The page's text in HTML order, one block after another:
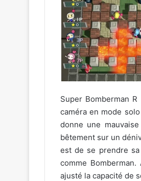
Super Bomberman
caméra en mode
donne une
bêtement sur un
est de se prendre
comme
ajusté la capacité de